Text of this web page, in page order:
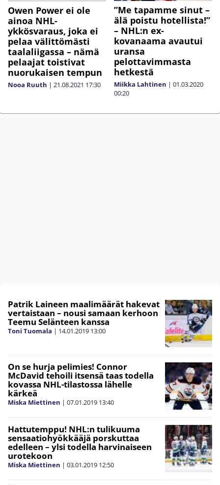
Owen Power ei ole
ainoa NHL-
ykkösvaraus, joka ei
pelaa välittömästi
taalaliigassa – nämä
pelaajat toistivat
nuorukaisen tempun
Nooa Ruuth | 21.08.2021 17:30
”Me tapamme sinut –
älä poistu hotellista!”
– NHL:n ex-
kovanaama avautui
uransa
pelottavimmasta
hetkestä
Miikka Lahtinen | 01.03.2020
00:20
Patrik Laineen maalimäärät hakevat
vertaistaan – nousi samaan kerhoon
Teemu Selänteen kanssa
Toni Tuomala | 14.01.2019 13:00
On se hurja pelimies! Connor
McDavid tehoili itsensä taas todella
kovassa NHL-tilastossa lähelle
kärkeä
Miska Miettinen | 07.01.2019 13:40
Hattutemppu! NHL:n tulikuuma
sensaatiohyökkääjä porskuttaa
edelleen – ylsi todella harvinaiseen
urotekoon
Miska Miettinen | 03.01.2019 12:50